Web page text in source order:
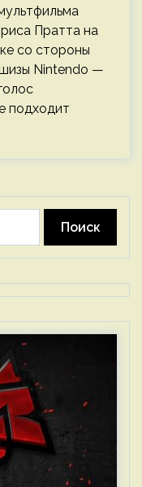
Пратта на
со стороны
Nintendo —
подходит